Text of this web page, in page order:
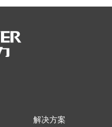
解决方案